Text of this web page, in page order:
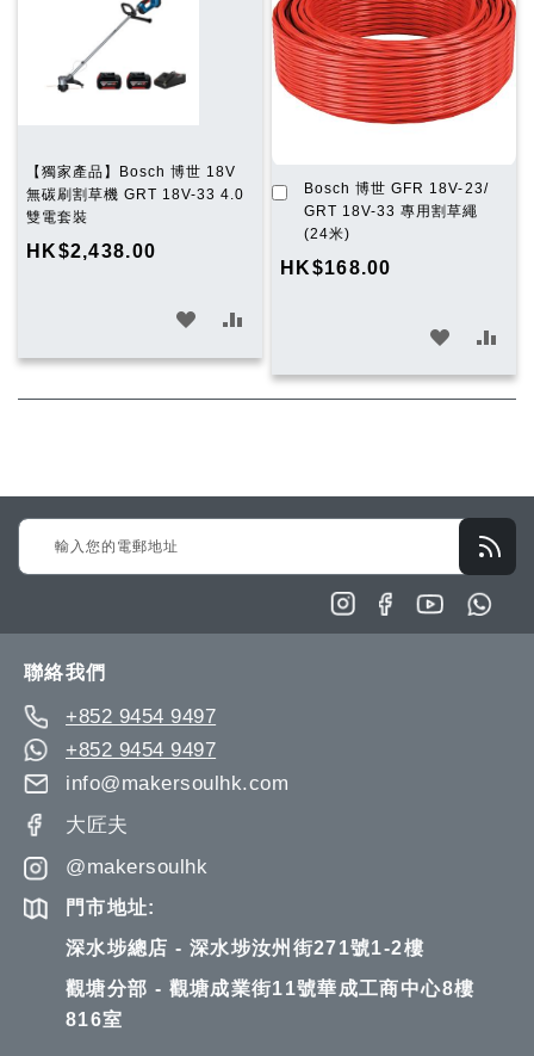
【獨家產品】Bosch 博世 18V
無碳刷割草機 GRT 18V-33 4.0
雙電套裝
HK$2,438.00
入
願
入
比
Bosch 博世 GFR 18V-23/
GRT 18V-33 專用割草繩
(24米)
HK$168.00
加
入
購
車
入
清
入
Sign
Up
聯絡我們
+852 9454 9497
+852 9454 9497
info@makersoulhk.com
大匠夫
@makersoulhk
門市地址:
深水埗總店 - 深水埗汝州街271號1-2樓
觀塘分部 - 觀塘成業街11號華成工商中心8樓
816室